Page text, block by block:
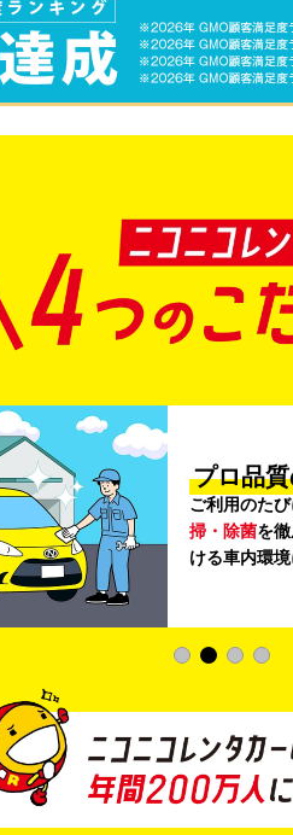
プロ品
ご利用のた
掃・除菌を
ける車内環